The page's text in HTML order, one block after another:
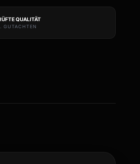
QUALITÄT
GUTACHTEN